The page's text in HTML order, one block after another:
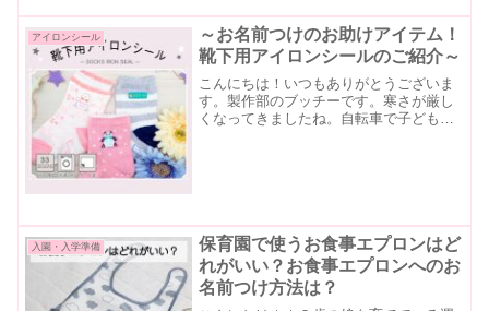
アイロンシール
～お名前つけのお助けアイテム！
靴下用アイロンシールのご紹介～
こんにちは！いつもありがとうございま
す。製作部のブッチーです。寒さが厳し
くなってきましたね。自転車で子どもの
入園・入学準備
保育園で使うお食事エプロンはど
れがいい？お食事エプロンへのお
名前つけ方法は？